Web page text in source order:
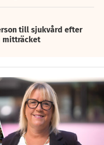
till sjukvård efter
mitträcket